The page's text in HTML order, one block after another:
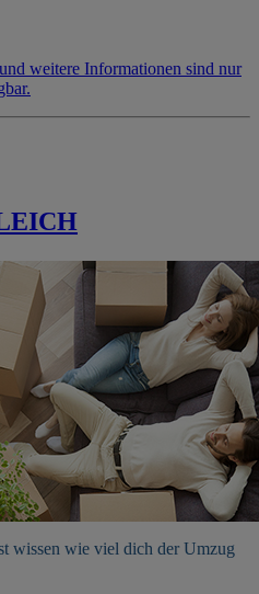
weitere Informationen sind nur
wissen wie viel dich der Umzug